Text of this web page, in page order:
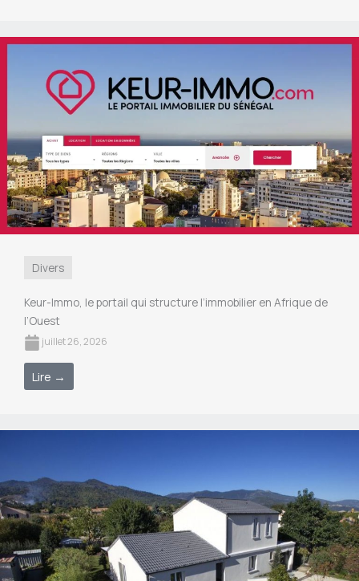
Divers
Keur-Immo, le portail qui structure l’immobilier en Afrique de
l’Ouest
juillet 26, 2026
Lire →